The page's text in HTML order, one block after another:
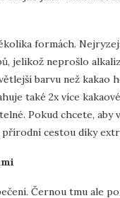
formách.
jelikož neprošlo
barvu než kakao
také 2x více
Pokud chcete,
přírodní cestou díky
Černou tmu ale